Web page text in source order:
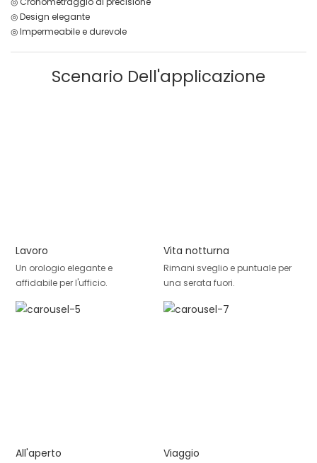
◎ Design elegante
◎ Impermeabile e durevole
Scenario Dell'applicazione
Lavoro
Un orologio elegante e
affidabile per l'ufficio.
Vita notturna
Rimani sveglio e puntuale per
una serata fuori.
All'aperto Viaggio